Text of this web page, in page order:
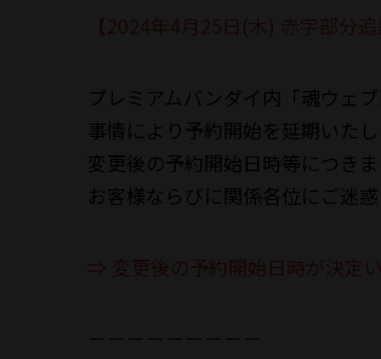
プレミアムバンダイ内「魂ウェ
事情により予約開始を延期いたし
変更後の予約開始日時等につき
お客様ならびに関係各位にご迷
⇒ 変更後の予約開始日時が決定
－－－－－－－－－